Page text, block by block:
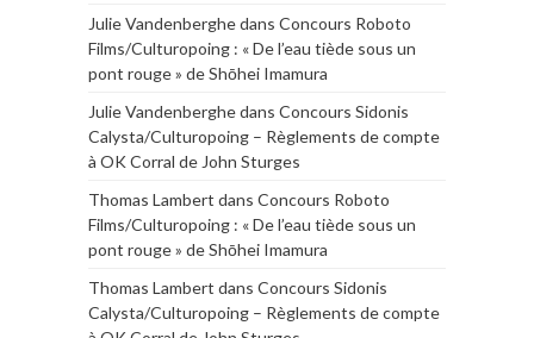
Julie Vandenberghedans Concours Roboto
Films/Culturopoing : « De l’eau tiède sous un
pont rouge » de Shōhei Imamura
Julie Vandenberghedans Concours Sidonis
Calysta/Culturopoing – Règlements de compte
à OK Corral de John Sturges
Thomas Lambert dans Concours Roboto
Films/Culturopoing : « De l’eau tiède sous un
pont rouge » de Shōhei Imamura
Thomas Lambert dans Concours Sidonis
Calysta/Culturopoing – Règlements de compte